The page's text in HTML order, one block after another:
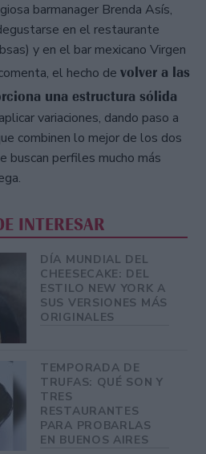
barmanager Brenda Asís,
en el restaurante
y en el bar mexicano Virgen
el hecho de volver a las
una estructura sólida
variaciones, dando paso a
combinen lo mejor de los dos
buscan perfiles mucho más
INTERESAR
DÍA MUNDIAL DEL
CHEESECAKE: DEL
ESTILO NEW YORK A
SUS VERSIONES MÁS
ORIGINALES
TEMPORADA DE
TRUFAS: QUÉ SON Y
TRES
RESTAURANTES
PARA PROBARLAS
EN BUENOS AIRES